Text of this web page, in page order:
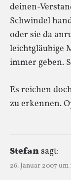
deinen-
Schwindel
oder sie da
leichtgläubige
immer geben.
Es reichen
zu erkennen.
Stefansagt:
26. Januar 2007 um